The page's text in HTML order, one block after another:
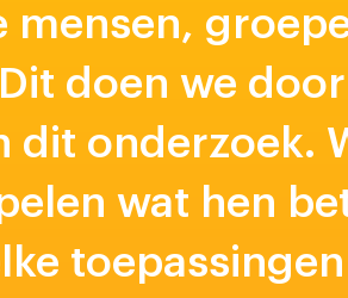
mensen,
doen we
dit onderzoek.
wat hen